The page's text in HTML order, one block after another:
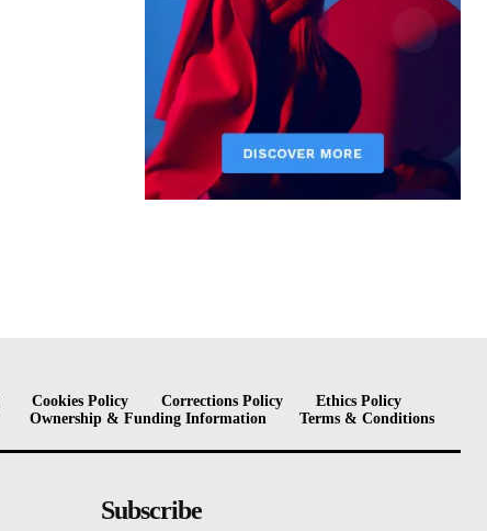
Cookies Policy Corrections Policy
Ethics Policy
Ownership & Funding Information Terms & Conditions
Subscribe